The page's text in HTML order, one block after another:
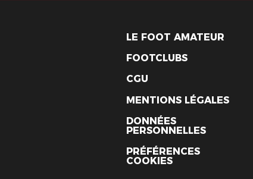
LE FOOT AMATEUR
FOOTCLUBS
CGU
MENTIONS LÉGALES
DONNÉES
PERSONNELLES
PRÉFÉRENCES
COOKIES